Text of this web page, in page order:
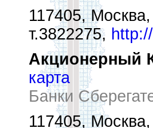
117405,
т.3822275,
Акционерный
карта
Банки
117405,